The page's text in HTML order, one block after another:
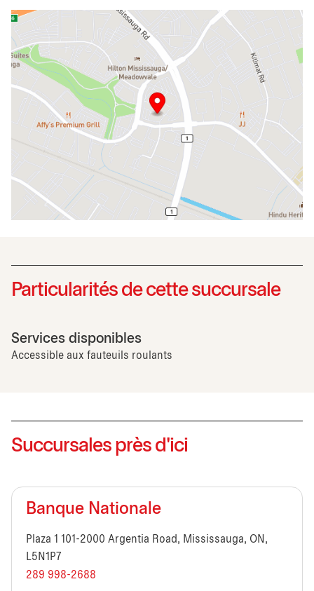
Particularités de cette succursale
Services disponibles
Accessible aux fauteuils roulants
Succursales près d'ici
Banque Nationale
Plaza 1 101-2000 Argentia Road, Mississauga, ON,
L5N1P7
289 998-2688